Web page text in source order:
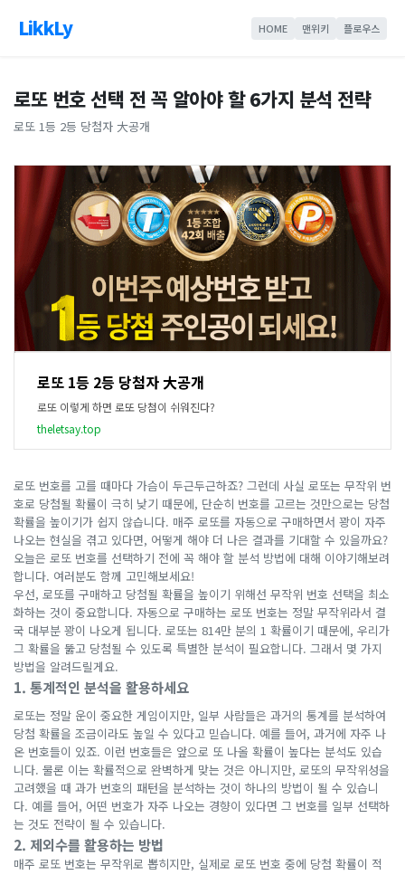
LikkLy HOME 맨위키 플로우스
로또 번호 선택 전 꼭 알아야 할 6가지 분석 전략
로또 1등 2등 당첨자 大공개
로또 1등 2등 당첨자 大공개
로또 이렇게 하면 로또 당첨이 쉬워진다?
theletsay.top
로또 번호를 고를 때마다 가슴이 두근두근하죠? 그런데 사실 로또는 무작위 번
호로 당첨될 확률이 극히 낮기 때문에, 단순히 번호를 고르는 것만으로는 당첨
확률을 높이기가 쉽지 않습니다. 매주 로또를 자동으로 구매하면서 꽝이 자주
나오는 현실을 겪고 있다면, 어떻게 해야 더 나은 결과를 기대할 수 있을까요?
오늘은 로또 번호를 선택하기 전에 꼭 해야 할 분석 방법에 대해 이야기해보려
합니다. 여러분도 함께 고민해보세요!
우선, 로또를 구매하고 당첨될 확률을 높이기 위해선 무작위 번호 선택을 최소
화하는 것이 중요합니다. 자동으로 구매하는 로또 번호는 정말 무작위라서 결
국 대부분 꽝이 나오게 됩니다. 로또는 814만 분의 1 확률이기 때문에, 우리가
그 확률을 뚫고 당첨될 수 있도록 특별한 분석이 필요합니다. 그래서 몇 가지
방법을 알려드릴게요.
1. 통계적인 분석을 활용하세요
로또는 정말 운이 중요한 게임이지만, 일부 사람들은 과거의 통계를 분석하여
당첨 확률을 조금이라도 높일 수 있다고 믿습니다. 예를 들어, 과거에 자주 나
온 번호들이 있죠. 이런 번호들은 앞으로 또 나올 확률이 높다는 분석도 있습
니다. 물론 이는 확률적으로 완벽하게 맞는 것은 아니지만, 로또의 무작위성을
고려했을 때 과가 번호의 패턴을 분석하는 것이 하나의 방법이 될 수 있습니
다. 예를 들어, 어떤 번호가 자주 나오는 경향이 있다면 그 번호를 일부 선택하
는 것도 전략이 될 수 있습니다.
2. 제외수를 활용하는 방법
매주 로또 번호는 무작위로 뽑히지만, 실제로 로또 번호 중에 당첨 확률이 적